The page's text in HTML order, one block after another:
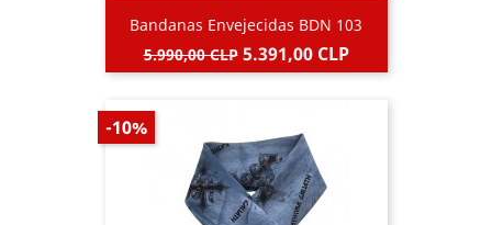
Bandanas Envejecidas BDN 103
Precio
base
5.990,00 CLP Precio
5.391,00 CLP
-10%